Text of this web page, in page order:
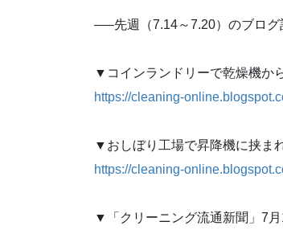
—–先週（7.14～7.20）のブロ
▼コインランドリーで乾燥機か
https://cleaning-
▼おしぼり工場で昇降機に挟ま
https://cleaning-
▼「クリーニング流通新聞」7